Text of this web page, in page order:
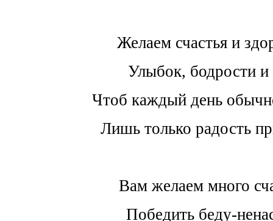
Желаем счастья и
Улыбок, бодрости и
Чтоб каждый день
Лишь только радость
Вам желаем много
Победить беду-